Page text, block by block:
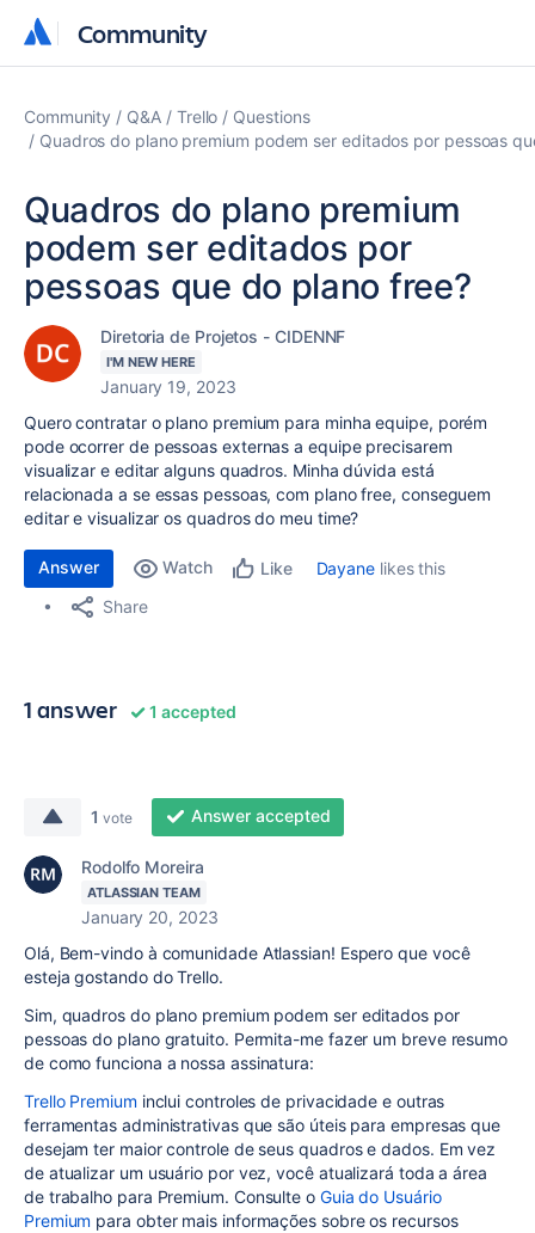
Community
Community
Community Q&A Trello
Questions
Quadros do plano premium podem ser editados por pessoas
Quadros do plano premium
podem ser editados por
pessoas que do plano free?
Diretoria de Projetos - CIDENNF
I'M NEW HERE
January 19, 2023
Quero contratar o plano premium para minha equipe, porém
pode ocorrer de pessoas externas a equipe precisarem
visualizar e editar alguns quadros. Minha dúvida está
relacionada a se essas pessoas, com plano free, conseguem
editar e visualizar os quadros do meu time?
Answer Watch Like Dayane likes this
Share
1 answer 1 accepted
1 vote Answer accepted
Rodolfo Moreira
ATLASSIAN TEAM
January 20, 2023
Olá, Bem-vindo à comunidade Atlassian! Espero que você
esteja gostando do Trello.
Sim, quadros do plano premium podem ser editados por
pessoas do plano gratuito. Permita-me fazer um breve resumo
de como funciona a nossa assinatura:
Trello Premium inclui controles de privacidade e outras
ferramentas administrativas que são úteis para empresas que
desejam ter maior controle de seus quadros e dados. Em vez
de atualizar um usuário por vez, você atualizará toda a área
de trabalho para Premium. Consulte o Guia do Usuário
Premium para obter mais informações sobre os recursos